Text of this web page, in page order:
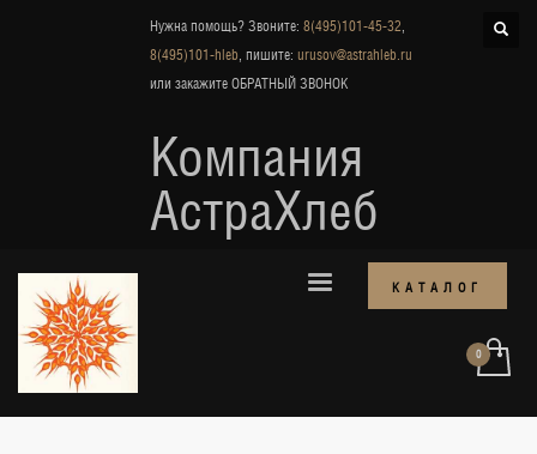
Нужна помощь? Звоните: 8(495)101-45-32,
8(495)101-hleb, пишите: urusov@astrahleb.ru
или закажите ОБРАТНЫЙ ЗВОНОК
Компания
АстраХлеб
КАТАЛОГ